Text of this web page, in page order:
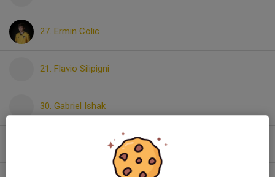
27. Ermin Colic
21. Flavio Silipigni
30. Gabriel Ishak
25. Gustaf Ekerling